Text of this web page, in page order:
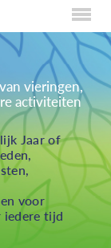
vieringen,
activiteiten
Jaar of
voor
iedere tijd